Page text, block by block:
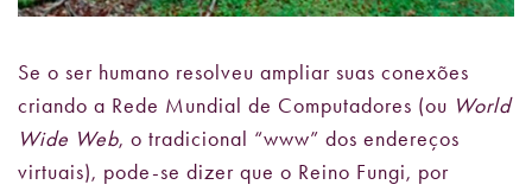
Se o ser humano resolveu ampliar suas conexões
criando a Rede Mundial de Computadores (ou World
Wide Web, o tradicional “www” dos endereços
virtuais), pode-se dizer que o Reino Fungi, por